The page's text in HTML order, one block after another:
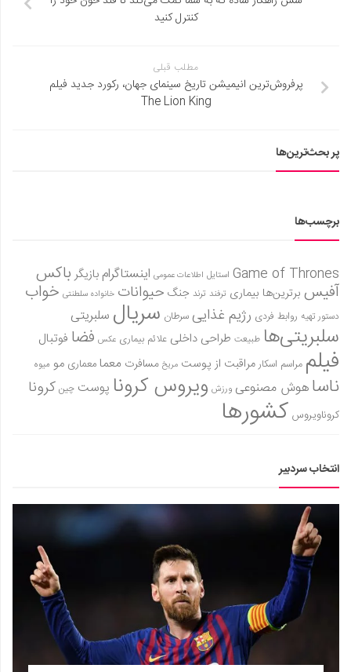
کنترل کنید
مطلب قبلی
پرفروش‌ترین انیمیشن تاریخ سینمای جهان، رکورد جدید فیلم
The Lion King
پر بحث‌ترین‌ها
برچسب‌ها
Game of Thrones استایل اطلاعات عمومی اینستاگرام بازیگر باکس
آفیس برترین‌ها بیماری ترفند ترند جنگ حیوانات خانواده سلطنتی خواب
دستور تهیه روابط فردی رژیم غذاییسرطان سریال سلبریتی
سلبریتی‌ها طبیعت طراحی داخلی علائم بیماری عکس فضا فوتبال
فیلم مراسم اسکارمراقبت از پوست مریخ مسافرت معمامعماری مو میوه
ناساهوش مصنوعی ورزش ویروس کرونا پوست چین کرونا
کروناویروس کشورها
انتخاب سردبیر